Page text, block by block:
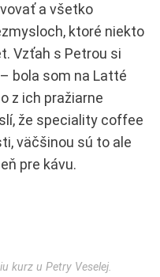
a všetko
ktoré niekto
Vzťah s Petrou si
bola som na Latté
z ich pražiarne
že speciality coffee
väčšinou sú to ale
pre kávu.
kurz u Petry Veselej.